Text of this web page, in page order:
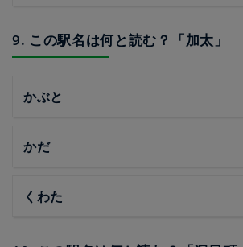
9. この駅名は何と読む？「加太」
かぶと
かだ
くわた